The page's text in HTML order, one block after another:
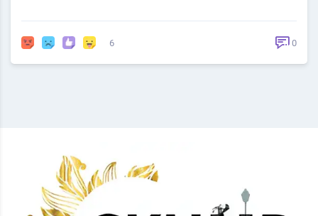
6 0